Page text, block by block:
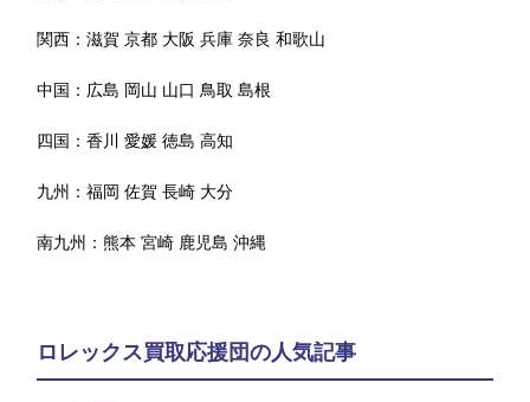
関西：滋賀 京都 大阪 兵庫 奈良 和歌山
中国： 広島 岡山 山口 鳥取 島根
四国：香川 愛媛 徳島 高知
九州：福岡 佐賀 長崎 大分
南九州：熊本 宮崎 鹿児島 沖縄
ロレックス買取応援団の人気記事